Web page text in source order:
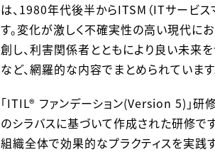
は、1980年代後半からITSM（ITサービス
す。変化が激しく不確実性の高い現代に
創し、利害関係者とともにより良い未来
など、網羅的な内容でまとめられています
「ITIL® ファンデーション(Version 5)」
のシラバスに基づいて作成された研修で
組織全体で効果的なプラクティスを実践